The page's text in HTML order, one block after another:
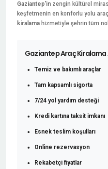
Gaziantep'in zengin kültürel
keşfetmenin en konforlu yolu
kiralama hizmetiyle şehrin tüm
Gaziantep Araç Kiralama
Temiz ve bakımlı araçlar
Tam kapsamlı sigorta
7/24 yol yardım desteği
Kredi kartına taksit imkanı
Esnek teslim koşulları
Online rezervasyon
Rekabetçi fiyatlar